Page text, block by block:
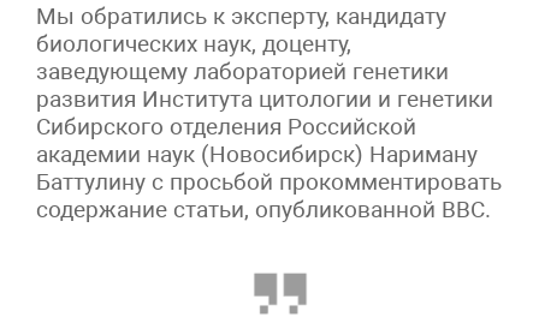
Мы обратились к эксперту, кандидату
биологических наук, доценту,
заведующему лабораторией генетики
развития Института цитологии и генетики
Сибирского отделения Российской
академии наук (Новосибирск) Нариману
Баттулину с просьбой прокомментировать
содержание статьи, опубликованной BBC.